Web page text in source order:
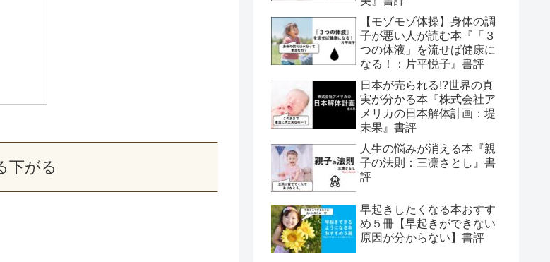
下がる
【モゾモゾ体操】身体の調
子が悪い人が読む本『「３
つの体液」を流せば健康に
なる！：片平悦子』書評
日本が売られる!?世界の真
実が分かる本『株式会社ア
メリカの日本解体計画：堤
未果』書評
人生の悩みが消える本『親
子の法則：三凛さとし』書
評
早起きしたくなる本おすす
め５冊【早起きができない
原因が分からない】書評